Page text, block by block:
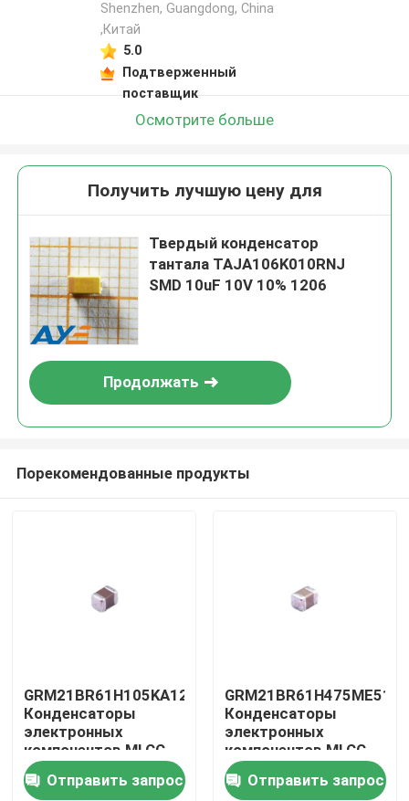
Продукты
Видео
Shenzhen, Guangdong, China
,Китай
5.0
Подтверженный
поставщик
Осмотрите больше
Получить лучшую цену для
Твердый конденсатор
тантала TAJA106K010RNJ
SMD 10uF 10V 10% 1206
Продолжать
Порекомендованные продукты
GRM21BR61H105KA12L
Конденсаторы
электронных
компонентов MLCC
многослойные
керамические
Отправить запрос
GRM21BR61H475ME51L
Конденсаторы
электронных
компонентов MLCC
многослойные
керамические
Отправить запрос